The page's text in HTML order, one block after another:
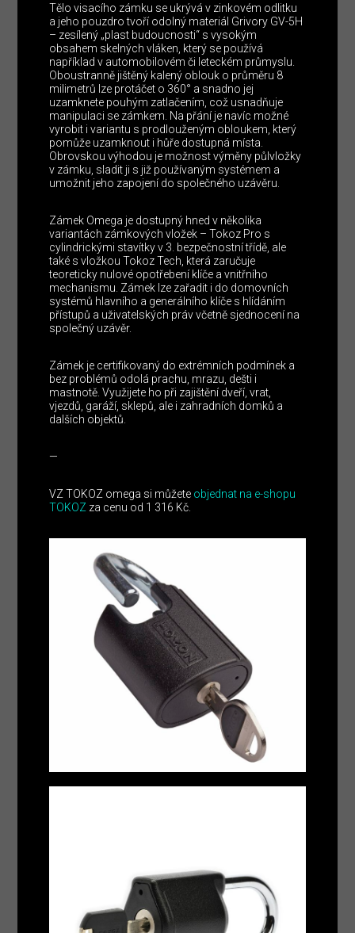
Tělo visacího zámku se ukrývá v zinkovém odlitku
a jeho pouzdro tvoří odolný materiál Grivory GV-5H
– zesílený „plast budoucnosti“ s vysokým
obsahem skelných vláken, který se používá
například v automobilovém či leteckém průmyslu.
Oboustranně jištěný kalený oblouk o průměru 8
milimetrů lze protáčet o 360° a snadno jej
uzamknete pouhým zatlačením, což usnadňuje
manipulaci se zámkem. Na přání je navíc možné
vyrobit i variantu s prodlouženým obloukem, který
pomůže uzamknout i hůře dostupná místa.
Obrovskou výhodou je možnost výměny půlvložky
v zámku, sladit ji s již používaným systémem a
umožnit jeho zapojení do společného uzávěru.
Zámek Omega je dostupný hned v několika
variantách zámkových vložek – Tokoz Pro s
cylindrickými stavítky v 3. bezpečnostní třídě, ale
také s vložkou Tokoz Tech, která zaručuje
teoreticky nulové opotřebení klíče a vnitřního
mechanismu. Zámek lze zařadit i do domovních
systémů hlavního a generálního klíče s hlídáním
přístupů a uživatelských práv včetně sjednocení na
společný uzávěr.
Zámek je certifikovaný do extrémních podmínek a
bez problémů odolá prachu, mrazu, dešti i
mastnotě. Využijete ho při zajištění dveří, vrat,
vjezdů, garáží, sklepů, ale i zahradních domků a
dalších objektů.
—
VZ TOKOZ omega si můžete objednat na e-shopu
TOKOZ za cenu od 1 316 Kč.